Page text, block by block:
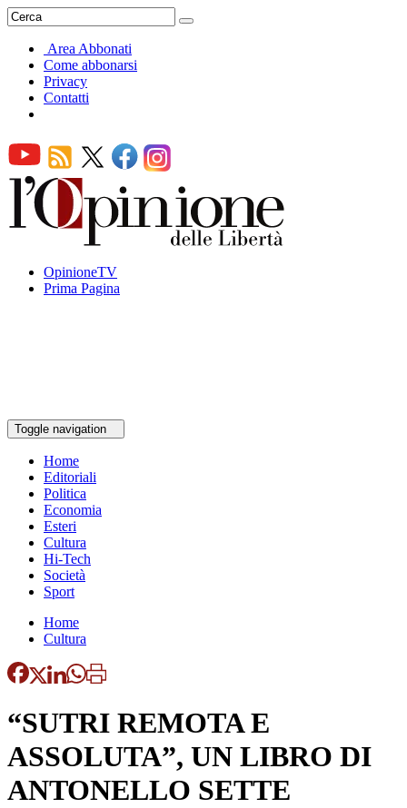
Area Abbonati
Come abbonarsi
Privacy
Contatti
OpinioneTV
Prima Pagina
Toggle navigation
Home
Editoriali
Politica
Economia
Esteri
Cultura
Hi-Tech
Società
Sport
Home
Cultura
“SUTRI REMOTA E
ASSOLUTA”, UN LIBRO DI
ANTONELLO SETTE